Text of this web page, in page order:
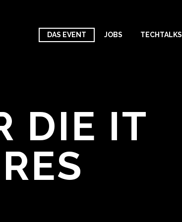
DAS EVENT JOBS TECHTALKS
DIE IT